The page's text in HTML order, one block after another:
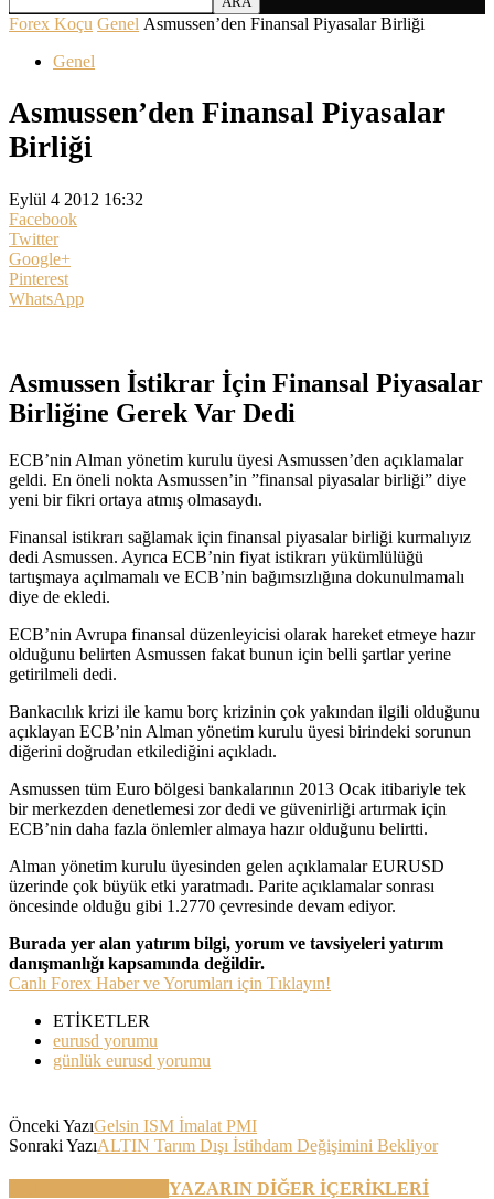
Forex Koçu Genel Asmussen’den Finansal Piyasalar Birliği
Genel
Asmussen’den Finansal Piyasalar
Birliği
Eylül 4 2012 16:32
Facebook
Twitter
Google+
Pinterest
WhatsApp
Asmussen İstikrar İçin Finansal Piyasalar
Birliğine Gerek Var Dedi
ECB’nin Alman yönetim kurulu üyesi Asmussen’den açıklamalar
geldi. En öneli nokta Asmussen’in ”finansal piyasalar birliği” diye
yeni bir fikri ortaya atmış olmasaydı.
Finansal istikrarı sağlamak için finansal piyasalar birliği kurmalıyız
dedi Asmussen. Ayrıca ECB’nin fiyat istikrarı yükümlülüğü
tartışmaya açılmamalı ve ECB’nin bağımsızlığına dokunulmamalı
diye de ekledi.
ECB’nin Avrupa finansal düzenleyicisi olarak hareket etmeye hazır
olduğunu belirten Asmussen fakat bunun için belli şartlar yerine
getirilmeli dedi.
Bankacılık krizi ile kamu borç krizinin çok yakından ilgili olduğunu
açıklayan ECB’nin Alman yönetim kurulu üyesi birindeki sorunun
diğerini doğrudan etkilediğini açıkladı.
Asmussen tüm Euro bölgesi bankalarının 2013 Ocak itibariyle tek
bir merkezden denetlemesi zor dedi ve güvenirliği artırmak için
ECB’nin daha fazla önlemler almaya hazır olduğunu belirtti.
Alman yönetim kurulu üyesinden gelen açıklamalar EURUSD
üzerinde çok büyük etki yaratmadı. Parite açıklamalar sonrası
öncesinde olduğu gibi 1.2770 çevresinde devam ediyor.
Burada yer alan yatırım bilgi, yorum ve tavsiyeleri yatırım
danışmanlığı kapsamında değildir.
Canlı Forex Haber ve Yorumları için Tıklayın!
ETİKETLER
eurusd yorumu
günlük eurusd yorumu
Önceki YazıGelsin ISM İmalat PMI
Sonraki YazıALTIN Tarım Dışı İstihdam Değişimini Bekliyor
YAZARIN DİĞER İÇERİKLERİ